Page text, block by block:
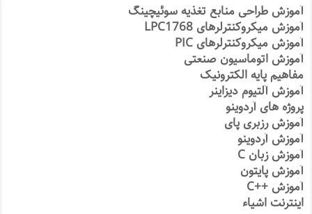
آموزش طراحی منابع تغذیه سوئیچینگ
آموزش میکروکنترلرهای LPC1768
آموزش میکروکنترلرهای PIC
آموزش اتوماسیون صنعتی
مفاهیم پایه الکترونیک
آموزش آلتیوم دیزاینر
پروژه های آردوینو
آموزش رزبری پای
آموزش آردوینو
آموزش زبان C
آموزش پایتون
آموزش ++C
اینترنت اشیاء